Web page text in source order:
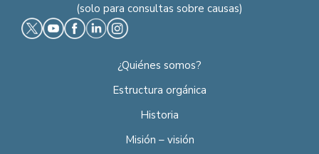
(solo para consultas sobre causas)
¿Quiénes somos?
Estructura orgánica
Historia
Misión – visión